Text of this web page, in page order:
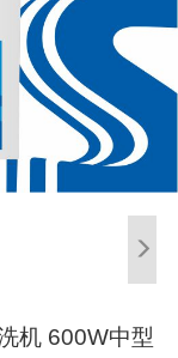
机 600W中型